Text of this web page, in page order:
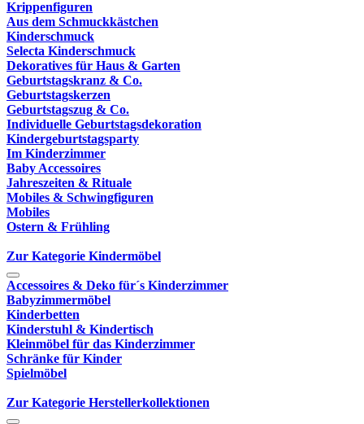
Krippenfiguren
Aus dem Schmuckkästchen
Kinderschmuck
Selecta Kinderschmuck
Dekoratives für Haus & Garten
Geburtstagskranz & Co.
Geburtstagskerzen
Geburtstagszug & Co.
Individuelle Geburtstagsdekoration
Kindergeburtstagsparty
Im Kinderzimmer
Baby Accessoires
Jahreszeiten & Rituale
Mobiles & Schwingfiguren
Mobiles
Ostern & Frühling
Zur Kategorie Kindermöbel
Accessoires & Deko für´s Kinderzimmer
Babyzimmermöbel
Kinderbetten
Kinderstuhl & Kindertisch
Kleinmöbel für das Kinderzimmer
Schränke für Kinder
Spielmöbel
Zur Kategorie Herstellerkollektionen